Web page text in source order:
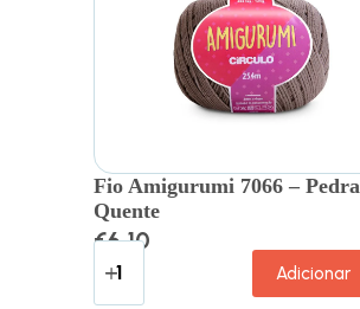
Fio Amigurumi 7066 – Pedra
Quente
€6.10
Adicionar